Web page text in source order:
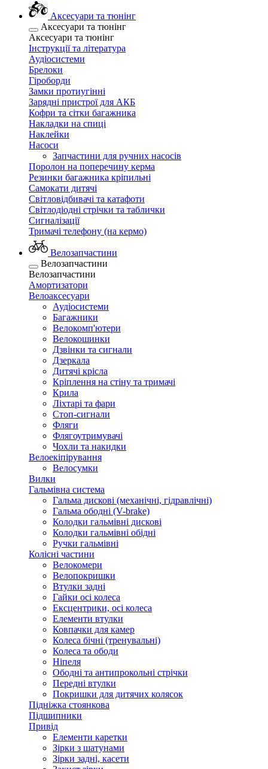
Аксесуари та тюнінг
Аксесуари та тюнінг
Аксесуари та тюнінг
Інструкції та література
Аудіосистеми
Брелоки
Гіроборди
Замки протиугінні
Зарядні пристрої для АКБ
Кофри та сітки багажника
Накладки на спиці
Наклейки
Насоси
Запчастини для ручних насосів
Поролон на поперечину керма
Резинки багажника кріпильні
Самокати дитячі
Світловідбивачі та катафоти
Світлодіодні стрічки та таблички
Сигналізації
Тримачі телефону (на кермо)
Велозапчастини
Велозапчастини
Велозапчастини
Амортизатори
Велоаксесуари
Аудіосистеми
Багажники
Велокомп'ютери
Велокошинки
Дзвінки та сигнали
Дзеркала
Дитячі крісла
Кріплення на стіну та тримачі
Крила
Ліхтарі та фари
Стоп-сигнали
Фляги
Флягоутримувачі
Чохли та накидки
Велоекіпірування
Велосумки
Вилки
Гальмівна система
Гальма дискові (механічні, гідравлічні)
Гальма ободні (V-brake)
Колодки гальмівні дискові
Колодки гальмівні обідні
Ручки гальмівні
Колісні частини
Велокомери
Велопокришки
Втулки задні
Гайки осі колеса
Ексцентрики, осі колеса
Елементи втулки
Ковпачки для камер
Колеса бічні (тренувальні)
Колеса та ободи
Ніпеля
Ободні та антипрокольні стрічки
Передні втулки
Покришки для дитячих колясок
Підніжка стоянкова
Підшипники
Привід
Елементи каретки
Зірки з шатунами
Зірки задні, касети